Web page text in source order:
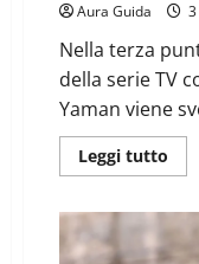
Aura Guida
Nella terza
della serie TV
Yaman viene
Leggi tutto